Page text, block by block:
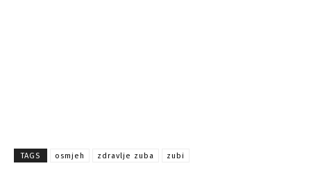
TAGS osmjeh zdravlje zuba zubi